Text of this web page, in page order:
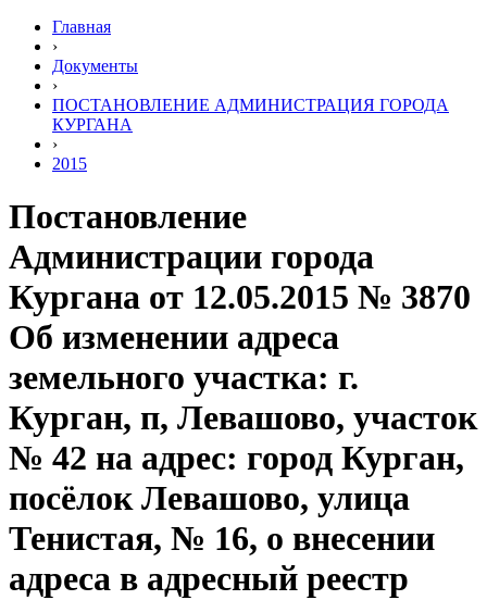
Главная
›
Документы
›
ПОСТАНОВЛЕНИЕ АДМИНИСТРАЦИЯ ГОРОДА
КУРГАНА
›
2015
Постановление
Администрации города
Кургана от 12.05.2015 № 3870
Об изменении адреса
земельного участка: г.
Курган, п, Левашово, участок
№ 42 на адрес: город Курган,
посёлок Левашово, улица
Тенистая, № 16, о внесении
адреса в адресный реестр